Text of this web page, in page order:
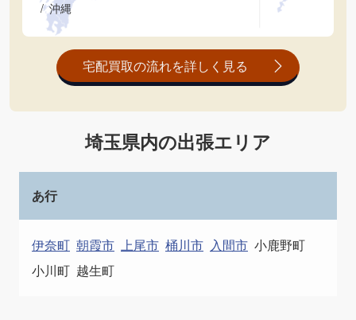
沖縄
宅配買取の流れを詳しく見る
埼玉県内の出張エリア
あ行
伊奈町 朝霞市 上尾市 桶川市 入間市 小鹿野町
小川町 越生町